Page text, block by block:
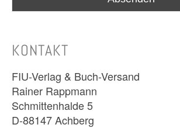
KONTAKT
FIU-Verlag & Buch-Versand
Rainer Rappmann
Schmittenhalde 5
D-88147 Achberg